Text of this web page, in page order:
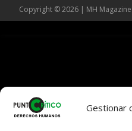
Gestionar
Copyright © 2026 | MH